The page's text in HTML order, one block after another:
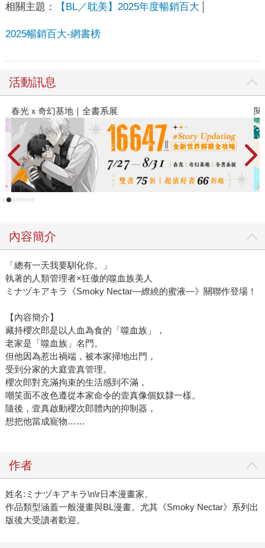
相關主題： 【BL／耽美】2025年度暢銷百大
2025暢銷百大-網書榜
活動訊息
閱讀漫遊錄-2026上半年暢銷榜
內容簡介
「總有一天我要馴化你。」
執著的人類管理者×狂傲的噬血族美人
ミナヅキアキラ《Smoky Nectar—繚繞的蜜液—》關聯作登場！
【內容簡介】
藏持櫻次郎是以人血為食的「噬血族」，
老家是「噬血族」名門。
但他因為惹出禍端，被本家掃地出門，
受到分家的大庭壹真管理。
櫻次郎對充滿拘束的生活感到不滿，
嘲笑面不改色遵從本家命令的壹真像個奴隸一樣。
隨後，壹真啟動櫻次郎體內的抑制器，
想把他當成寵物……
作者
姓名:ミナヅキアキラ\n\r日本漫畫家。
作品類型涵蓋一般漫畫與BL漫畫。尤其《Smoky Nectar》系列出
版後大受讀者歡迎。